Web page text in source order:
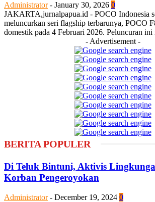
Administrator - January 30, 2026 0
JAKARTA,jurnalpapua.id - POCO Indonesia
meluncurkan seri flagship terbarunya, POCO
domestik pada 4 Februari 2026. Peluncuran ini
- Advertisement -
BERITA POPULER
Di Teluk Bintuni, Aktivis
Korban Pengeroyokan
Administrator - December 19, 2024 0